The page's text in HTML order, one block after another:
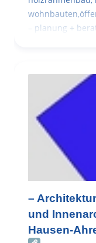
– planung +
–
und
Hausen-